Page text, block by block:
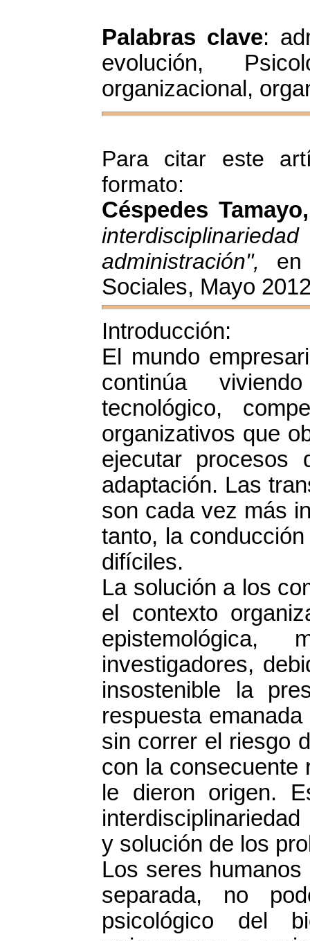
Palabras clave:
evolución,
organizacional,
Para citar este
formato:
Céspedes
administración",
en
Sociales, Mayo
Introducción:
El mundo
continúa
tecnológico,
organizativos que
ejecutar procesos
adaptación. Las
son cada vez más
tanto, la
difíciles.
La solución a los
el contexto
investigadores,
insostenible la
respuesta
sin correr el riesgo
con la consecuente
le dieron origen.
y solución de los
Los seres
separada, no
psicológico del